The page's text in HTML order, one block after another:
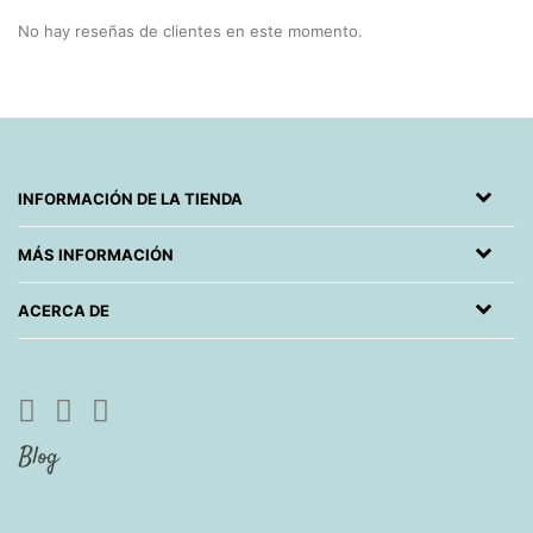
No hay reseñas de clientes en este momento.
INFORMACIÓN DE LA TIENDA
MÁS INFORMACIÓN
ACERCA DE